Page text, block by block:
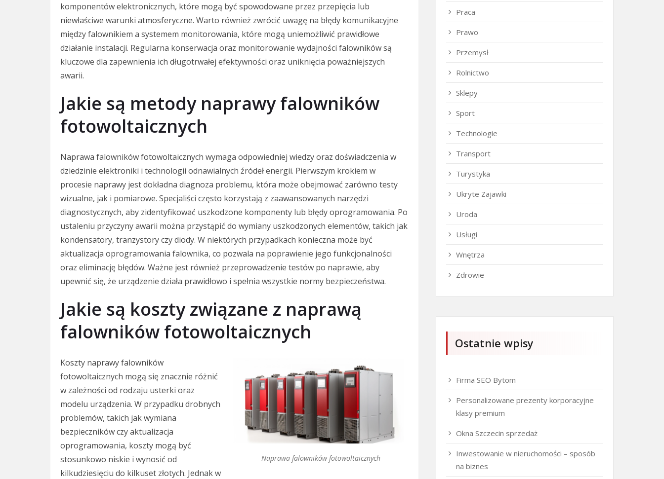
komponentów elektronicznych, które mogą być spowodowane przez przepięcia lub
niewłaściwe warunki atmosferyczne. Warto również zwrócić uwagę na błędy komunikacyjne
między falownikiem a systemem monitorowania, które mogą uniemożliwić prawidłowe
działanie instalacji. Regularna konserwacja oraz monitorowanie wydajności falowników są
kluczowe dla zapewnienia ich długotrwałej efektywności oraz uniknięcia poważniejszych
awarii.
Jakie są metody naprawy falowników
fotowoltaicznych
Naprawa falowników fotowoltaicznych wymaga odpowiedniej wiedzy oraz doświadczenia w
dziedzinie elektroniki i technologii odnawialnych źródeł energii. Pierwszym krokiem w
procesie naprawy jest dokładna diagnoza problemu, która może obejmować zarówno testy
wizualne, jak i pomiarowe. Specjaliści często korzystają z zaawansowanych narzędzi
diagnostycznych, aby zidentyfikować uszkodzone komponenty lub błędy oprogramowania. Po
ustaleniu przyczyny awarii można przystąpić do wymiany uszkodzonych elementów, takich jak
kondensatory, tranzystory czy diody. W niektórych przypadkach konieczna może być
aktualizacja oprogramowania falownika, co pozwala na poprawienie jego funkcjonalności
oraz eliminację błędów. Ważne jest również przeprowadzenie testów po naprawie, aby
upewnić się, że urządzenie działa prawidłowo i spełnia wszystkie normy bezpieczeństwa.
Jakie są koszty związane z naprawą
falowników fotowoltaicznych
Naprawa falowników fotowoltaicznych
Koszty naprawy falowników
fotowoltaicznych mogą się znacznie różnić
w zależności od rodzaju usterki oraz
modelu urządzenia. W przypadku drobnych
problemów, takich jak wymiana
bezpieczników czy aktualizacja
oprogramowania, koszty mogą być
stosunkowo niskie i wynosić od
kilkudziesięciu do kilkuset złotych. Jednak w
Praca
Prawo
Przemysł
Rolnictwo
Sklepy
Sport
Technologie
Transport
Turystyka
Ukryte Zajawki
Uroda
Usługi
Wnętrza
Zdrowie
Ostatnie wpisy
Firma SEO Bytom
Personalizowane prezenty korporacyjne
klasy premium
Okna Szczecin sprzedaż
Inwestowanie w nieruchomości – sposób
na biznes